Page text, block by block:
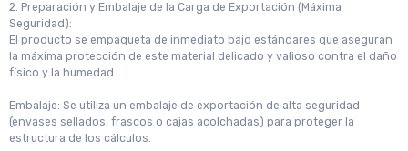
2. Preparación y Embalaje de la Carga de Exportación (Máxima
Seguridad):
El producto se empaqueta de inmediato bajo estándares que aseguran
la máxima protección de este material delicado y valioso contra el daño
físico y la humedad.
Embalaje: Se utiliza un embalaje de exportación de alta seguridad
(envases sellados, frascos o cajas acolchadas) para proteger la
estructura de los cálculos.